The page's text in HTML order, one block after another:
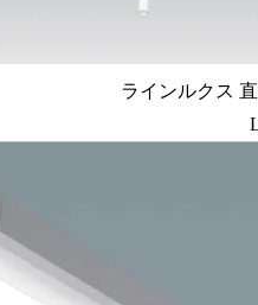
ラインルクス